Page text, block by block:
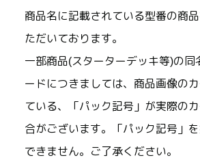
商品名に記載されている型番の商
ただいております。
一部商品(スターターデッキ等)の同
ードにつきましては、商品画像の
ている、「パック記号」が実際の
合がございます。「パック記号」
できません。ご了承ください。